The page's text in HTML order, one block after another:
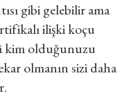
gibi gelebilir ama
ilişki koçu
kim olduğunuzu
olmanın sizi daha